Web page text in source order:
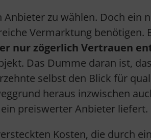
zu wählen. Doch
Vermarktung benötigen.
nur zögerlich Vertrauen
Das Dumme daran ist,
selbst den Blick für
heraus inzwischen
preiswerter Anbieter liefert.
Kosten, die durch